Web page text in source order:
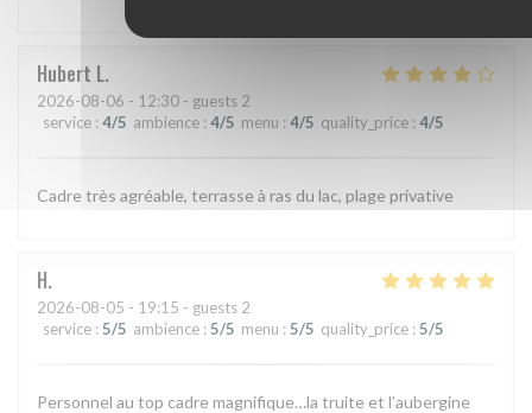
Hubert L
2026-08-06 - 12:30 - guests 2
service : 4/5 ambience : 4/5 menu : 4/5 quality_price : 4/5
Cadre très agréable, terrasse à ras du lac, plage privative
H
2026-08-05 - 19:15 - guests 2
service : 5/5 ambience : 5/5 menu : 5/5 quality_price : 5/5
Personnel au top cadre magnifique…la truite et l’aubergine